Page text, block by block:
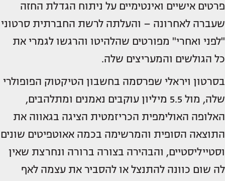
פרטים אישיים ואינטימיים על ניתוח הגדלת החזה
שעברה לאחרונה – והעלתה לרשת החברתית סרטוני
"לפני ואחרי" מפורטים שהלהיטו והרגשו לגמרי את
כל הגולשים והמעריצים שלה.
בסרטון ויראלי שפרסמה בחשבון הטיקטוק הפופולרי
שלה, מול 5.5 מיליון עוקבים נאמנים ומתלהבים,
האלופה האולימפית הכריזמטית הציגה בגאווה את
התוצאה הסופית והמרשימה בכמה אאוטפיטים שונים
וסטייליסטיים, והבהירה בצורה ברורה ונחרצת שאין
לה שום כוונה להתנצל או להסביר את עצמה לאף